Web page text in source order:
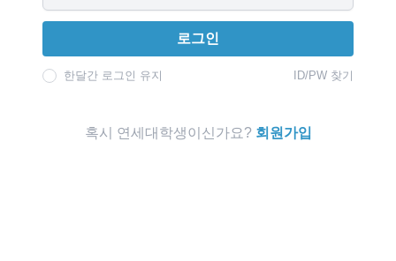
로그인
한달간 로그인 유지 ID/PW 찾기
혹시 연세대학생이신가요? 회원가입